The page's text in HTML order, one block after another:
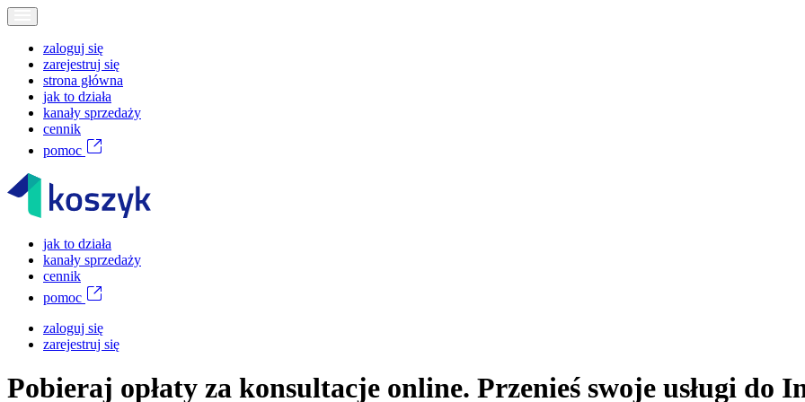
zaloguj się
zarejestruj się
strona główna
jak to działa
kanały sprzedaży
cennik
pomoc
jak to działa
kanały sprzedaży
cennik
pomoc
zaloguj się
zarejestruj się
Pobieraj opłaty za konsultacje online. Przenieś swoje usługi do